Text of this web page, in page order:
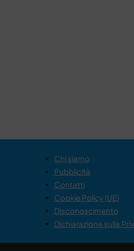
Chi siamo
Pubblicità
Contatti
Cookie Policy (UE)
Disconoscimento
Dichiarazione sulla